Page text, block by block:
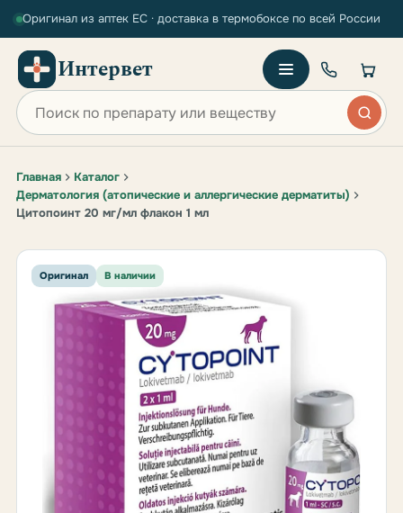
Оригинал из аптек ЕС · доставка в термобоксе по всей России
Интервет
Поиск по сайту
Главная
Каталог
Дерматология (атопические и аллергические дерматиты)
Цитопоинт 20 мг/мл флакон 1 мл
Оригинал В наличии